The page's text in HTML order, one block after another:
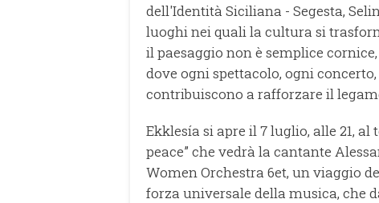
dell'Identità Siciliana - Segesta,
luoghi nei quali la cultura si
il paesaggio non è semplice
dove ogni spettacolo, ogni
contribuiscono a rafforzare il
Ekklesía si apre il 7 luglio, alle 21, al
peace” che vedrà la cantante
Women Orchestra 6et, un viaggio
forza universale della musica, che